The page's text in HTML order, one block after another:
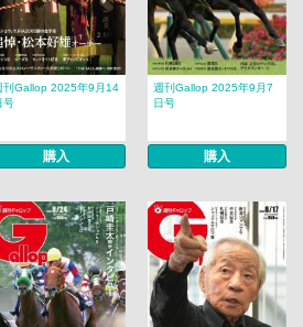
刊Gallop 2025年9月14
号
購入
週刊Gallop 2025年9月7
日号
購入